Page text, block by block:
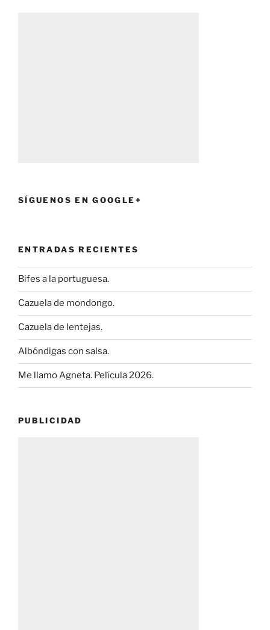
SÍGUENOS EN GOOGLE+
ENTRADAS RECIENTES
Bifes a la portuguesa.
Cazuela de mondongo.
Cazuela de lentejas.
Albóndigas con salsa.
Me llamo Agneta. Película 2026.
PUBLICIDAD